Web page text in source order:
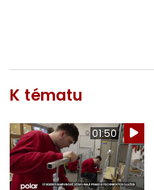
K tématu
01:50